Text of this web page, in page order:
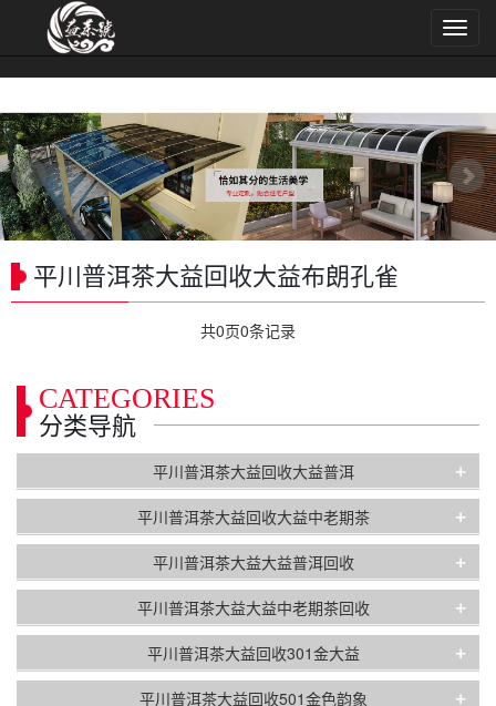
导
航
菜
平川普洱茶大益回收大益布朗孔雀
共0页0条记录
CATEGORIES
分类导航
平川普洱茶大益回收大益普洱 +
平川普洱茶大益回收大益中老期茶 +
平川普洱茶大益大益普洱回收 +
平川普洱茶大益大益中老期茶回收 +
平川普洱茶大益回收301金大益 +
平川普洱茶大益回收501金色韵象 +